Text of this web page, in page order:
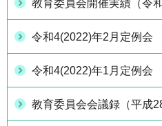
教育委員会開催実績（令
令和4(2022)年2月定例会
令和4(2022)年1月定例会
教育委員会会議録（平成